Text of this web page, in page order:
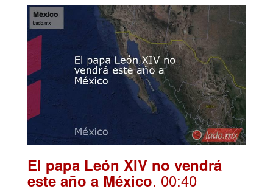
El papa León XIV no vendrá
este año a México. 00:40